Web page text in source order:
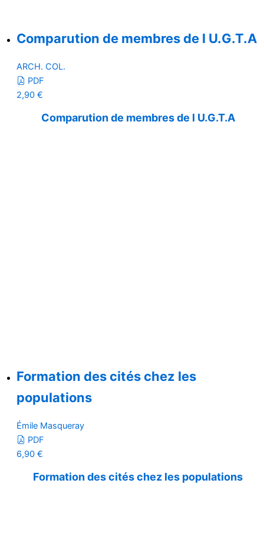
Comparution de membres de l U.G.T.A
ARCH. COL.
PDF
2,90 €
Comparution de membres de l U.G.T.A
Formation des cités chez les
populations
Émile Masqueray
PDF
6,90 €
Formation des cités chez les populations